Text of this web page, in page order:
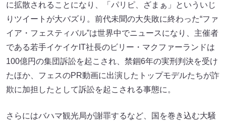
に拡散されることになり、「パリピ、ざまぁ」といういじ
りツイートが大バズり。前代未聞の大失敗に終わった“ファ
イア・フェスティバル”は世界中でニュースになり、主催者
である若手イケイケIT社長のビリー・マクファーランドは
100億円の集団訴訟を起こされ、禁錮6年の実刑判決を受け
たほか、フェスのPR動画に出演したトップモデルたちが詐
欺に加担したとして訴訟を起こされる事態に。
さらにはバハマ観光局が謝罪するなど、国を巻き込む大騒